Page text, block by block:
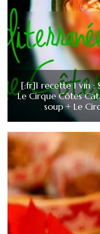
[:fr]1 recette 1 vin :
Le Cirque Côtes
soup + Le